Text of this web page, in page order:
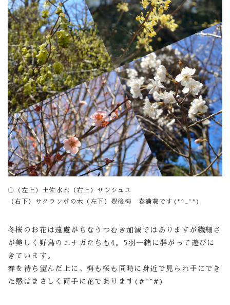
〇（左上）土佐水木（右上）サンシュユ
（右下）サクランボの木（左下）豊後梅 春満載です(*^_^*)
冬桜のお花は遠慮がちなうつむき加減ではありますが繊細さ
が美しく野鳥のエナガたちも4，5羽一緒に群がって遊びに
きています。
春を待ち望んだ上に、梅も桜も同時に身近で見られ手にでき
た感はまさしく両手に花であります(#^^#)